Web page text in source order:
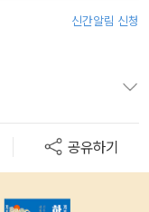
신간알림 신청
공유하기